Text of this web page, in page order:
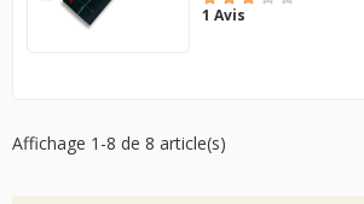
1 Avis
Affichage 1-8 de 8 article(s)